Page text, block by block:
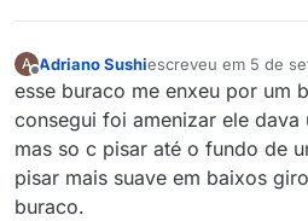
A
Offline
Adriano Sushiescreveu em 5 de
última edição por
esse buraco me enxeu por um
consegui foi amenizar ele dava
mas so c pisar até o fundo de
pisar mais suave em baixos
buraco.